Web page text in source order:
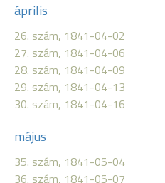
április
26. szám, 1841-04-02
27. szám, 1841-04-06
28. szám, 1841-04-09
29. szám, 1841-04-13
30. szám, 1841-04-16
május
35. szám, 1841-05-04
36. szám, 1841-05-07